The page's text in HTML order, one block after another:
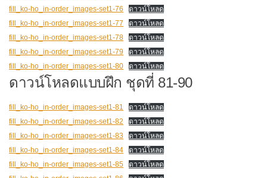
fill_ko-ho_in-order_images-set1-76
ดาวน์โหลด
fill_ko-ho_in-order_images-set1-77
ดาวน์โหลด
fill_ko-ho_in-order_images-set1-78
ดาวน์โหลด
fill_ko-ho_in-order_images-set1-79
ดาวน์โหลด
fill_ko-ho_in-order_images-set1-80
ดาวน์โหลด
ดาวน์โหลดแบบฝึก ชุดที่ 81-90
fill_ko-ho_in-order_images-set1-81
ดาวน์โหลด
fill_ko-ho_in-order_images-set1-82
ดาวน์โหลด
fill_ko-ho_in-order_images-set1-83
ดาวน์โหลด
fill_ko-ho_in-order_images-set1-84
ดาวน์โหลด
fill_ko-ho_in-order_images-set1-85
ดาวน์โหลด